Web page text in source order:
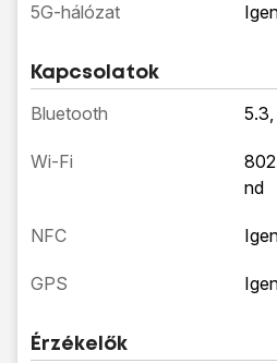
5G-hálózat
Kapcsolatok
Bluetooth 5.3,
Wi-Fi
nd
NFC
GPS
Érzékelők